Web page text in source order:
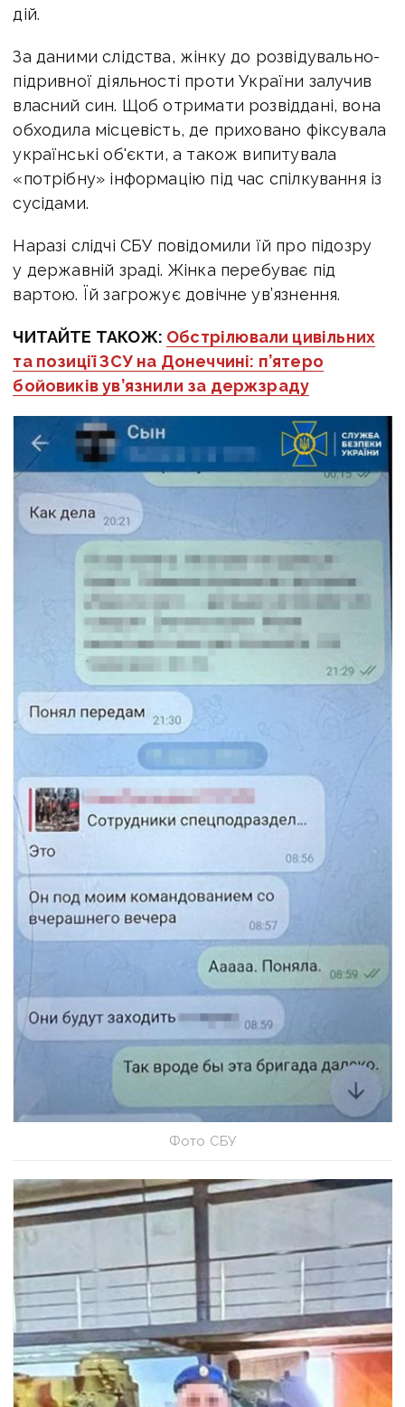
дій.
За даними слідства, жінку до розвідувально-
підривної діяльності проти України залучив
власний син. Щоб отримати розвіддані, вона
обходила місцевість, де приховано фіксувала
українські об'єкти, а також випитувала
«потрібну» інформацію під час спілкування із
сусідами.
Наразі слідчі СБУ повідомили їй про підозру
у державній зраді. Жінка перебуває під
вартою. Їй загрожує довічне ув’язнення.
ЧИТАЙТЕ ТАКОЖ: Обстрілювали цивільних
та позиції ЗСУ на Донеччині: п’ятеро
бойовиків ув’язнили за держзраду
Фото СБУ